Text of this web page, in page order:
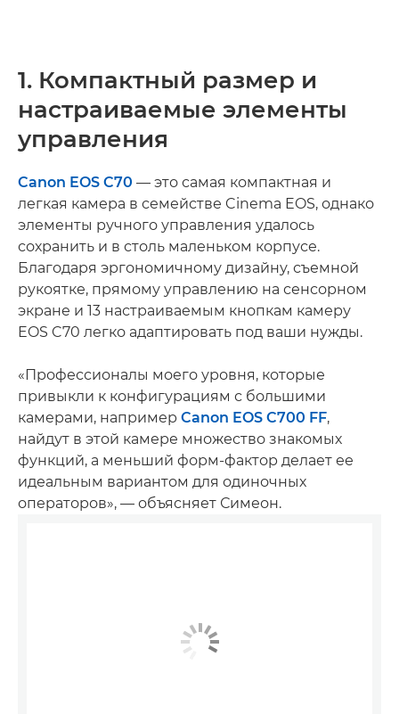
1. Компактный размер и
настраиваемые элементы
управления
Canon EOS C70 — это самая компактная и
легкая камера в семействе Cinema EOS, однако
элементы ручного управления удалось
сохранить и в столь маленьком корпусе.
Благодаря эргономичному дизайну, съемной
рукоятке, прямому управлению на сенсорном
экране и 13 настраиваемым кнопкам камеру
EOS C70 легко адаптировать под ваши нужды.
«Профессионалы моего уровня, которые
привыкли к конфигурациям с большими
камерами, например Canon EOS C700 FF,
найдут в этой камере множество знакомых
функций, а меньший форм-фактор делает ее
идеальным вариантом для одиночных
операторов», — объясняет Симеон.